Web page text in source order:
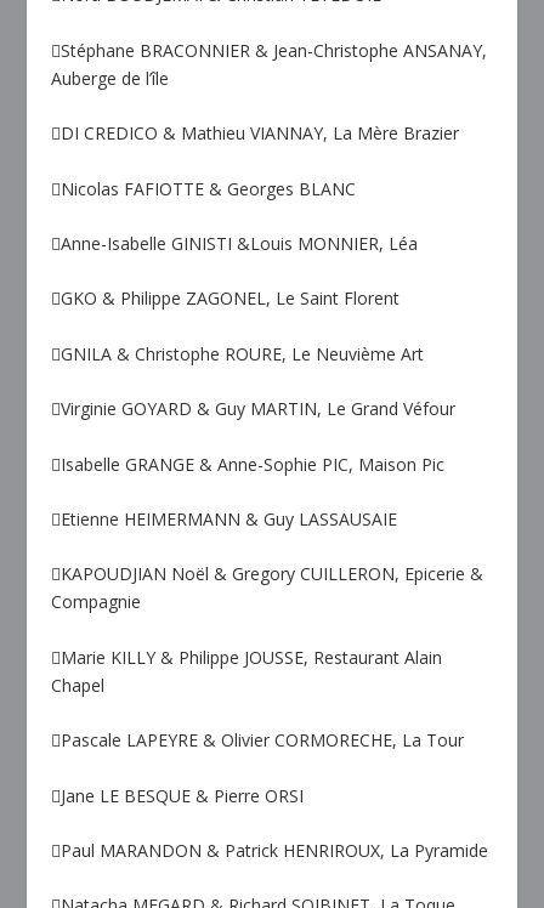
Stéphane BRACONNIER & Jean-Christophe ANSANAY,
Auberge de l’île
DI CREDICO & Mathieu VIANNAY, La Mère Brazier
Nicolas FAFIOTTE & Georges BLANC
Anne-Isabelle GINISTI &Louis MONNIER, Léa
GKO & Philippe ZAGONEL, Le Saint Florent
GNILA & Christophe ROURE, Le Neuvième Art
Virginie GOYARD & Guy MARTIN, Le Grand Véfour
Isabelle GRANGE & Anne-Sophie PIC, Maison Pic
Etienne HEIMERMANN & Guy LASSAUSAIE
KAPOUDJIAN Noël & Gregory CUILLERON, Epicerie &
Compagnie
Marie KILLY & Philippe JOUSSE, Restaurant Alain
Chapel
Pascale LAPEYRE & Olivier CORMORECHE, La Tour
Jane LE BESQUE & Pierre ORSI
Paul MARANDON & Patrick HENRIROUX, La Pyramide